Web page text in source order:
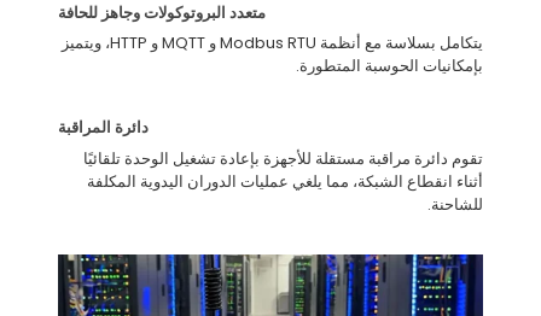
متعدد البروتوكولات وجاهز للحافة
يتكامل بسلاسة مع أنظمة Modbus RTU و MQTT و HTTP، ويتميز
بإمكانيات الحوسبة المتطورة.
دائرة المراقبة
تقوم دائرة مراقبة مستقلة للأجهزة بإعادة تشغيل الوحدة تلقائيًا
أثناء انقطاع الشبكة، مما يلغي عمليات الدوران اليدوية المكلفة
للشاحنة.